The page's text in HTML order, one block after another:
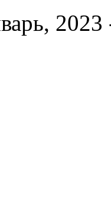
2023